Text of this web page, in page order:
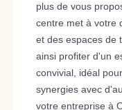
plus de vous
centre met à votre
et des espaces de
ainsi profiter d'un
convivial, idéal
synergies avec
votre entreprise à